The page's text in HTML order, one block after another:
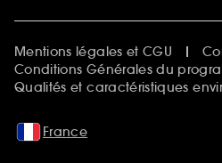
Mentions légales et CGU
Conditions Générales du
Qualités et caractéristiques
France